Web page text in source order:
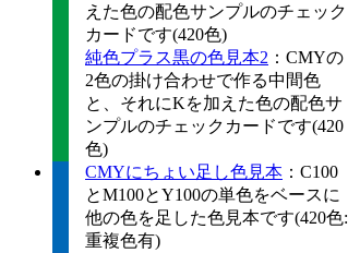
えた色の配色サンプルのチェック
カードです(420色)
純色プラス黒の色見本2 ：CMYの
2色の掛け合わせで作る中間色
と、それにKを加えた色の配色サ
ンプルのチェックカードです(420
色)
CMYにちょい足し色見本 ：C100
とM100とY100の単色をベースに
他の色を足した色見本です(420色:
重複色有)